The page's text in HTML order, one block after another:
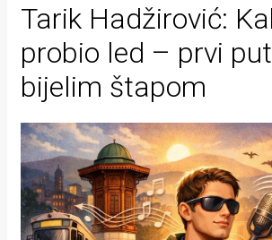
Književnost
Muzika
Film
Intervju
Kolumne
Kultura
Lifestyle
Tarik Hadžirović:
probio led – prvi
bijelim štapom